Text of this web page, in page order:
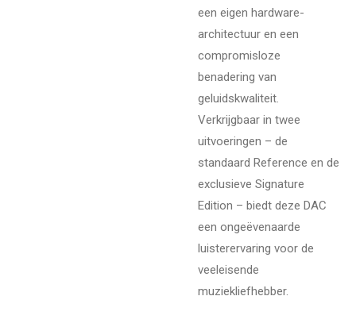
een eigen hardware-
architectuur en een
compromisloze
benadering van
geluidskwaliteit.
Verkrijgbaar in twee
uitvoeringen – de
standaard Reference en de
exclusieve Signature
Edition – biedt deze DAC
een ongeëvenaarde
luisterervaring voor de
veeleisende
muziekliefhebber.